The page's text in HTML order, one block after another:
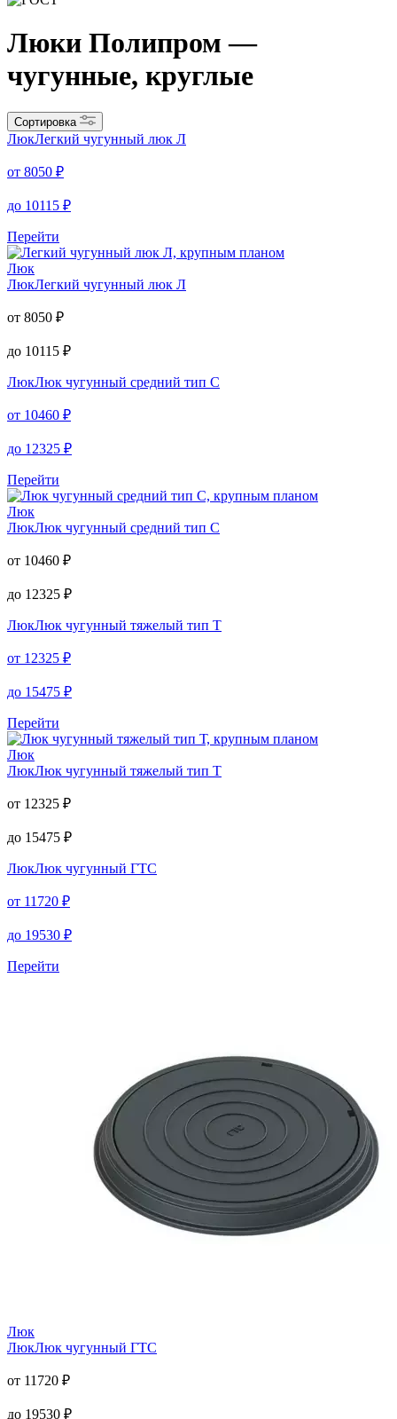
Люки Полипром —
чугунные, круглые
Сортировка
ЛюкЛегкий чугунный люк Л
от 8050 ₽
до 10115 ₽
Перейти
Люк
ЛюкЛегкий чугунный люк Л
от 8050 ₽
до 10115 ₽
ЛюкЛюк чугунный средний тип С
от 10460 ₽
до 12325 ₽
Перейти
Люк
ЛюкЛюк чугунный средний тип С
от 10460 ₽
до 12325 ₽
ЛюкЛюк чугунный тяжелый тип Т
от 12325 ₽
до 15475 ₽
Перейти
Люк
ЛюкЛюк чугунный тяжелый тип Т
от 12325 ₽
до 15475 ₽
ЛюкЛюк чугунный ГТС
от 11720 ₽
до 19530 ₽
Перейти
Люк
ЛюкЛюк чугунный ГТС
от 11720 ₽
до 19530 ₽